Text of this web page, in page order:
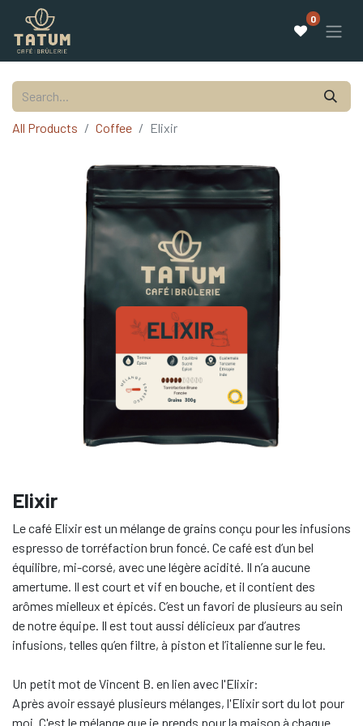
0
All Products Coffee Elixir
Elixir
Le café Elixir est un mélange de grains conçu pour les infusions
espresso de torréfaction brun foncé. Ce café est d’un bel
équilibre, mi-corsé, avec une légère acidité. Il n’a aucune
amertume. Il est court et vif en bouche, et il contient des
arômes mielleux et épicés. C’est un favori de plusieurs au sein
de notre équipe. Il est tout aussi délicieux par d’autres
infusions, telles qu’en filtre, à piston et l’italienne sur le feu.
Un petit mot de Vincent B. en lien avec l'Elixir:
Après avoir essayé plusieurs mélanges, l'Elixir sort du lot pour
moi. C'est le mélange que je prends pour la maison à chaque